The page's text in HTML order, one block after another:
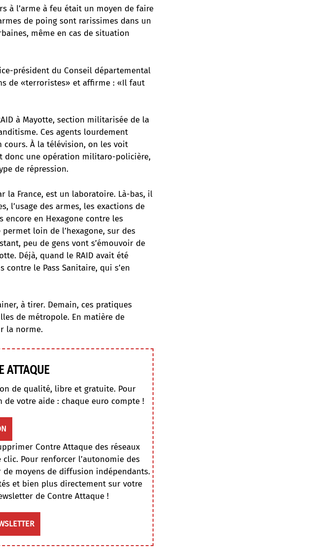
à l’arme à feu était un moyen de faire
de poing sont rarissimes dans un
même en cas de situation
président du Conseil départemental
de «terroristes» et affirme : «Il faut
à Mayotte, section militarisée de la
Ces agents lourdement
cours. À la télévision, on les voit
donc une opération militaro-policière,
de répression.
la France, est un laboratoire. Là-bas, il
l’usage des armes, les exactions de
encore en Hexagone contre les
loin de l’hexagone, sur des
peu de gens vont s’émouvoir de
Déjà, quand le RAID avait été
contre le Pass Sanitaire, qui s’en
à tirer. Demain, ces pratiques
de métropole. En matière de
la norme.
ATTAQUE
de qualité, libre et gratuite. Pour
votre aide : chaque euro compte !
Contre Attaque des réseaux
Pour renforcer l’autonomie des
moyens de diffusion indépendants.
et bien plus directement sur votre
de Contre Attaque !